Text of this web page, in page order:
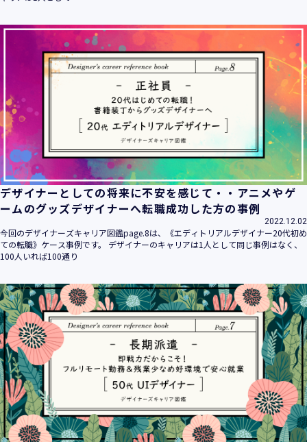
デザイナーとしての将来に不安を感じて・・アニメやゲ
ームのグッズデザイナーへ転職成功した方の事例
2022.12.02
今回のデザイナーズキャリア図鑑page.8は、《エディトリアルデザイナー20代初め
ての転職》ケース事例です。 デザイナーのキャリアは1人として同じ事例はなく、
100人いれば100通り